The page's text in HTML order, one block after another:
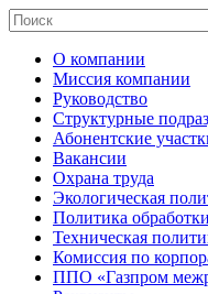
О компании
Миссия компании
Руководство
Структурные
Абонентские
Вакансии
Охрана труда
Экологическая
Политика
Техническая
Комиссия по
ППО «Газпром